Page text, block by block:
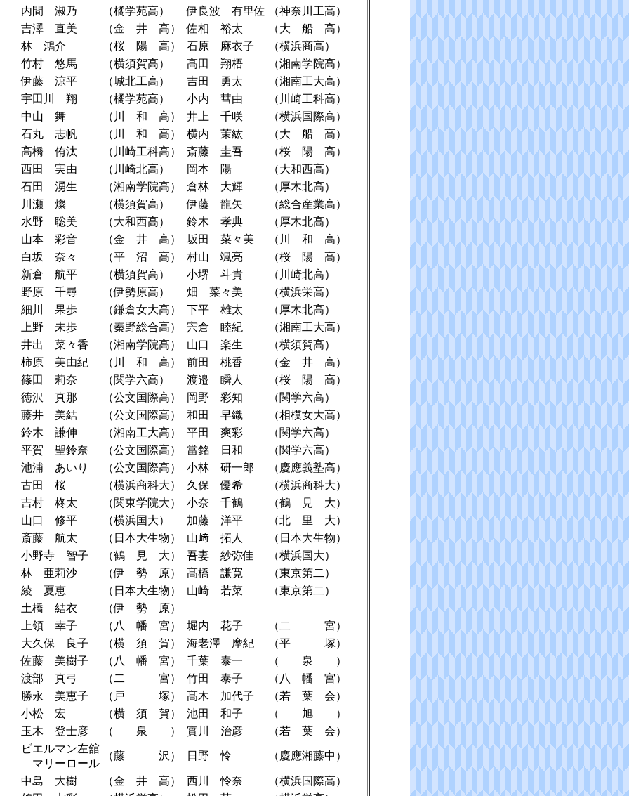
内間 淑乃
（橘学苑高） 伊良波 有里佐
（神奈川工高）
吉澤 直美
（金 井 高） 佐相 裕太
（大 船 高）
林 鴻介
（桜 陽 高） 石原 麻衣子
（横浜商高）
竹村 悠馬
（横須賀高） 髙田 翔梧
（湘南学院高）
伊藤 涼平
（城北工高） 吉田 勇太
（湘南工大高）
宇田川 翔
（橘学苑高） 小内 彗由
（川崎工科高）
中山 舞
（川 和 高） 井上 千咲
（横浜国際高）
石丸 志帆
（川 和 高） 横内 茉紘
（大 船 高）
高橋 侑汰
（川崎工科高） 斎藤 圭吾
（桜 陽 高）
西田 実由
（川崎北高） 岡本 陽
（大和西高）
石田 湧生
（湘南学院高） 倉林 大輝
（厚木北高）
川瀬 燦
（横須賀高） 伊藤 龍矢
（総合産業高）
水野 聡美
（大和西高） 鈴木 孝典
（厚木北高）
山本 彩音
（金 井 高） 坂田 菜々美
（川 和 高）
白坂 奈々
（平 沼 高） 村山 颯亮
（桜 陽 高）
新倉 航平
（横須賀高） 小堺 斗貴
（川崎北高）
野原 千尋
（伊勢原高） 畑 菜々美
（横浜栄高）
細川 果歩
（鎌倉女大高） 下平 雄太
（厚木北高）
上野 未歩
（秦野総合高） 宍倉 睦紀
（湘南工大高）
井出 菜々香
（湘南学院高） 山口 楽生
（横須賀高）
柿原 美由紀
（川 和 高） 前田 桃香
（金 井 高）
篠田 莉奈
（関学六高） 渡邉 瞬人
（桜 陽 高）
徳沢 真那
（公文国際高） 岡野 彩知
（関学六高）
藤井 美結
（公文国際高） 和田 早織
（相模女大高）
鈴木 謙伸
（湘南工大高） 平田 爽彩
（関学六高）
平賀 聖鈴奈
（公文国際高） 當銘 日和
（関学六高）
池浦 あいり
（公文国際高） 小林 研一郎
（慶應義塾高）
古田 桜
（横浜商科大） 久保 優希
（横浜商科大）
吉村 柊太
（関東学院大） 小奈 千鶴
（鶴 見 大）
山口 修平
（横浜国大） 加藤 洋平
（北 里 大）
斎藤 航太
（日本大生物） 山﨑 拓人
（日本大生物）
小野寺 智子
（鶴 見 大） 吾妻 紗弥佳
（横浜国大）
林 亜莉沙
（伊 勢 原） 髙橋 謙寛
（東京第二）
綾 夏恵
（日本大生物） 山崎 若菜
（東京第二）
土橋 結衣
（伊 勢 原）
上領 幸子
（八 幡 宮） 堀内 花子
（二 宮）
大久保 良子
（横 須 賀） 海老澤 摩紀
（平 塚）
佐藤 美樹子
（八 幡 宮） 千葉 泰一
（ 泉 ）
渡部 真弓
（二 宮） 竹田 泰子
（八 幡 宮）
勝永 美恵子
（戸 塚） 髙木 加代子
（若 葉 会）
小松 宏
（横 須 賀） 池田 和子
（ 旭 ）
玉木 登士彦
（ 泉 ） 實川 治彦
（若 葉 会）
ビエルマン左舘
マリーロール
（藤 沢） 日野 怜 （慶應湘藤中）
中島 大樹 （金 井 高） 西川 怜奈
（横浜国際高）